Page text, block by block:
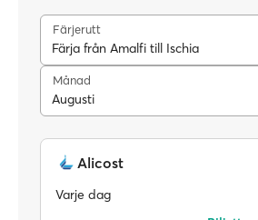
Färjerutt
Färja från Amalfi till Ischia
Månad
Augusti
Alicost
Varje dag